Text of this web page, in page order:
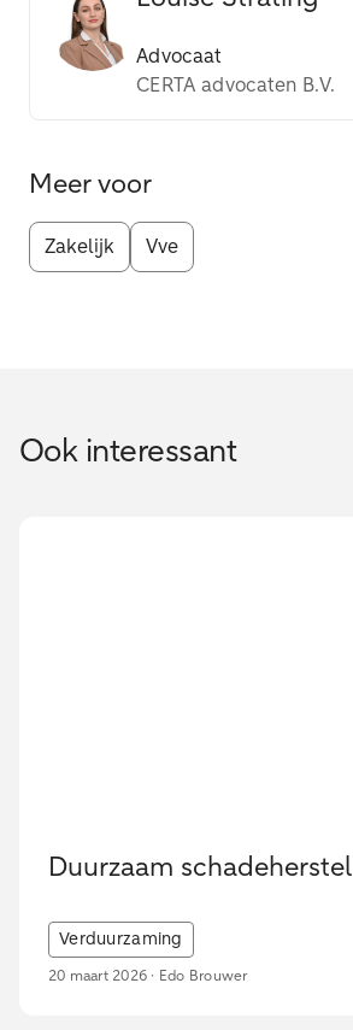
Advocaat
CERTA advocaten B.V.
Meer voor
Zakelijk Vve
Ook interessant
Duurzaam schadeherstel
Verduurzaming
20 maart 2026 · Edo Brouwer